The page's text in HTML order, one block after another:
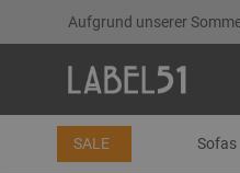
Aufgrund unserer
SALE Sofas